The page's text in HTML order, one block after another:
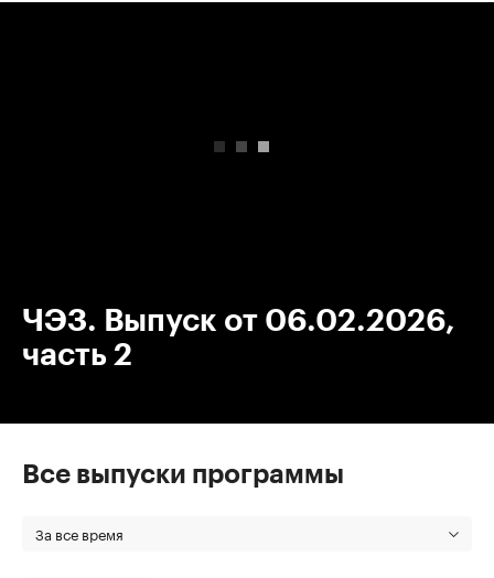
ЧЭЗ. Выпуск от 06.02.2026,
часть 2
Все выпуски программы
За все время